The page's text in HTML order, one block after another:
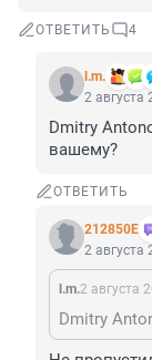
ОТВЕТИТЬ 4
l.m.
2 августа
Dmitry
вашему?
ОТВЕТИТЬ
212850Е
2 августа
l.m.2 августа